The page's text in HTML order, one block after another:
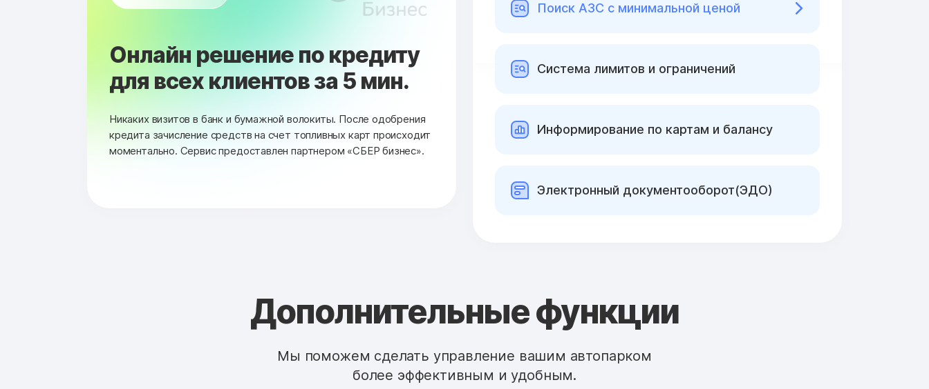
Онлайн решение по кредиту
для всех клиентов за 5 мин.
Никаких визитов в банк и бумажной волокиты. После одобрения
кредита зачисление средств на счет топливных карт происходит
моментально. Сервис предоставлен партнером «СБЕР бизнес».
Поиск АЗС с минимальной ценой
Cистема лимитов и ограничений
Информирование по картам и балансу
Электронный документооборот(ЭДО)
Дополнительные функции
Мы поможем сделать управление вашим автопарком
более эффективным и удобным.